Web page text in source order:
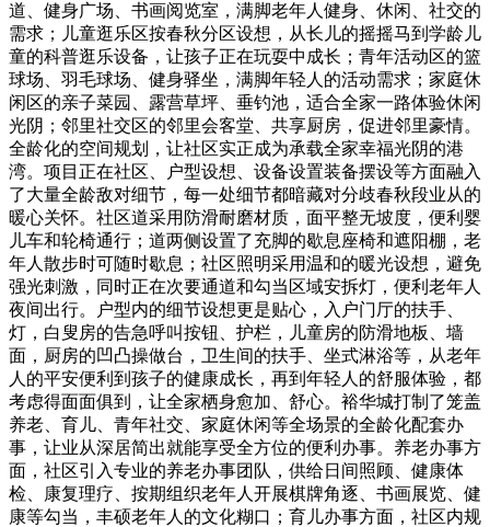
道、健身广场、书画阅览室，满脚老年人健身、休闲、社交的
需求；儿童逛乐区按春秋分区设想，从长儿的摇摇马到学龄儿
童的科普逛乐设备，让孩子正在玩耍中成长；青年活动区的篮
球场、羽毛球场、健身驿坐，满脚年轻人的活动需求；家庭休
闲区的亲子菜园、露营草坪、垂钓池，适合全家一路体验休闲
光阴；邻里社交区的邻里会客堂、共享厨房，促进邻里豪情。
全龄化的空间规划，让社区实正成为承载全家幸福光阴的港
湾。项目正在社区、户型设想、设备设置装备摆设等方面融入
了大量全龄敌对细节，每一处细节都暗藏对分歧春秋段业从的
暖心关怀。社区道采用防滑耐磨材质，面平整无坡度，便利婴
儿车和轮椅通行；道两侧设置了充脚的歇息座椅和遮阳棚，老
年人散步时可随时歇息；社区照明采用温和的暖光设想，避免
强光刺激，同时正在次要通道和勾当区域安拆灯，便利老年人
夜间出行。户型内的细节设想更是贴心，入户门厅的扶手、
灯，白叟房的告急呼叫按钮、护栏，儿童房的防滑地板、墙
面，厨房的凹凸操做台，卫生间的扶手、坐式淋浴等，从老年
人的平安便利到孩子的健康成长，再到年轻人的舒服体验，都
考虑得面面俱到，让全家栖身愈加、舒心。裕华城打制了笼盖
养老、育儿、青年社交、家庭休闲等全场景的全龄化配套办
事，让业从深居简出就能享受全方位的便利办事。养老办事方
面，社区引入专业的养老办事团队，供给日间照顾、健康体
检、康复理疗、按期组织老年人开展棋牌角逐、书画展览、健
康等勾当，丰硕老年人的文化糊口；育儿办事方面，社区内规